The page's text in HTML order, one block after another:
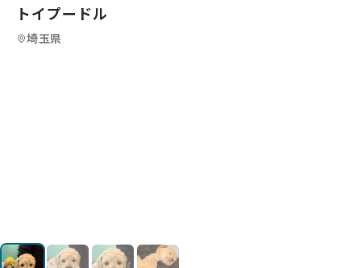
トイプードル
埼玉県